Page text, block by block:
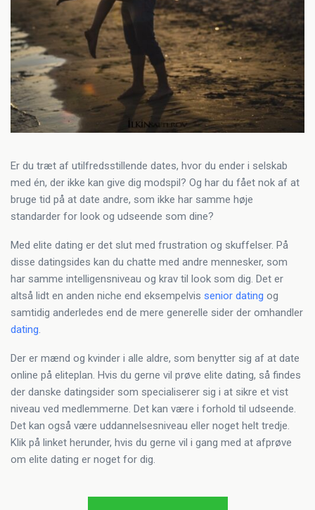
Er du træt af utilfredsstillende dates, hvor du ender i selskab
med én, der ikke kan give dig modspil? Og har du fået nok af at
bruge tid på at date andre, som ikke har samme høje
standarder for look og udseende som dine?
Med elite dating er det slut med frustration og skuffelser. På
disse datingsides kan du chatte med andre mennesker, som
har samme intelligensniveau og krav til look som dig. Det er
altså lidt en anden niche end eksempelvis senior dating og
samtidig anderledes end de mere generelle sider der omhandler
dating.
Der er mænd og kvinder i alle aldre, som benytter sig af at date
online på eliteplan. Hvis du gerne vil prøve elite dating, så findes
der danske datingsider som specialiserer sig i at sikre et vist
niveau ved medlemmerne. Det kan være i forhold til udseende.
Det kan også være uddannelsesniveau eller noget helt tredje.
Klik på linket herunder, hvis du gerne vil i gang med at afprøve
om elite dating er noget for dig.